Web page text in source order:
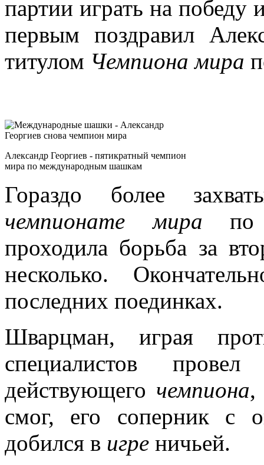
партии играть на победу
первым поздравил
титулом Чемпиона мира
Александр Георгиев - пятикратный чемпион
мира по международным шашкам
Гораздо более
чемпионате мира
проходила борьба за
несколько.
последних поединках.
Шварцман, играя
специалистов
действующего чемпиона,
смог, его соперник с
добился в игре ничьей.